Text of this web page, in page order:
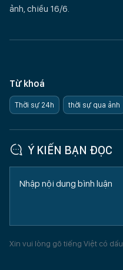
ảnh, chiều 16/6.
Từ khoá
Thời sự 24h thời sự qua ảnh
Ý KIẾN BẠN ĐỌC
Xin vui lòng gõ tiếng Việt có dấu